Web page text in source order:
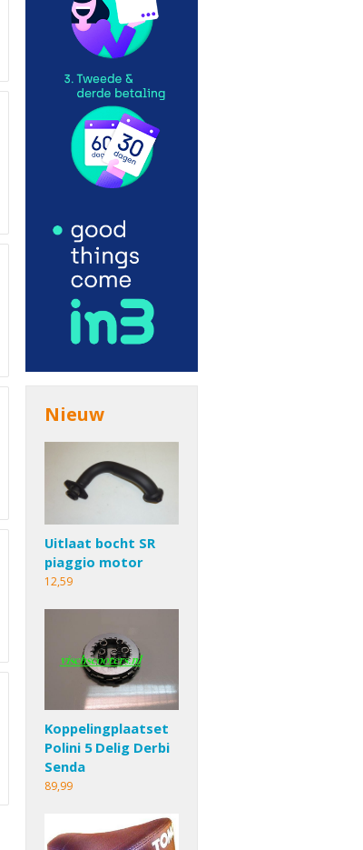
Nieuw
Uitlaat bocht SR
piaggio motor
12,59
Koppelingplaatset
Polini 5 Delig Derbi
Senda
89,99